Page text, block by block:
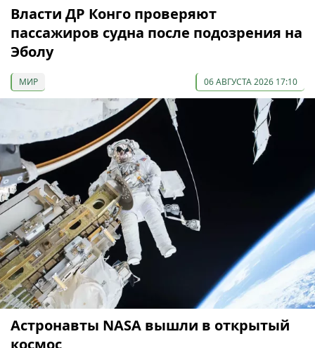
Власти ДР Конго проверяют
пассажиров судна после подозрения на
Эболу
МИР 06 АВГУСТА 2026 17:10
Астронавты NASA вышли в открытый
космос